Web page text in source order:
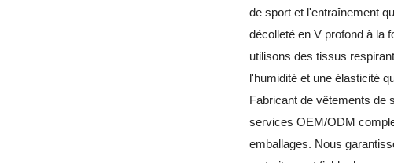
de sport et l'entraînement
décolleté en V profond à la
utilisons des tissus
l'humidité et une élasticité
Fabricant de vêtements de
services OEM/ODM
emballages. Nous